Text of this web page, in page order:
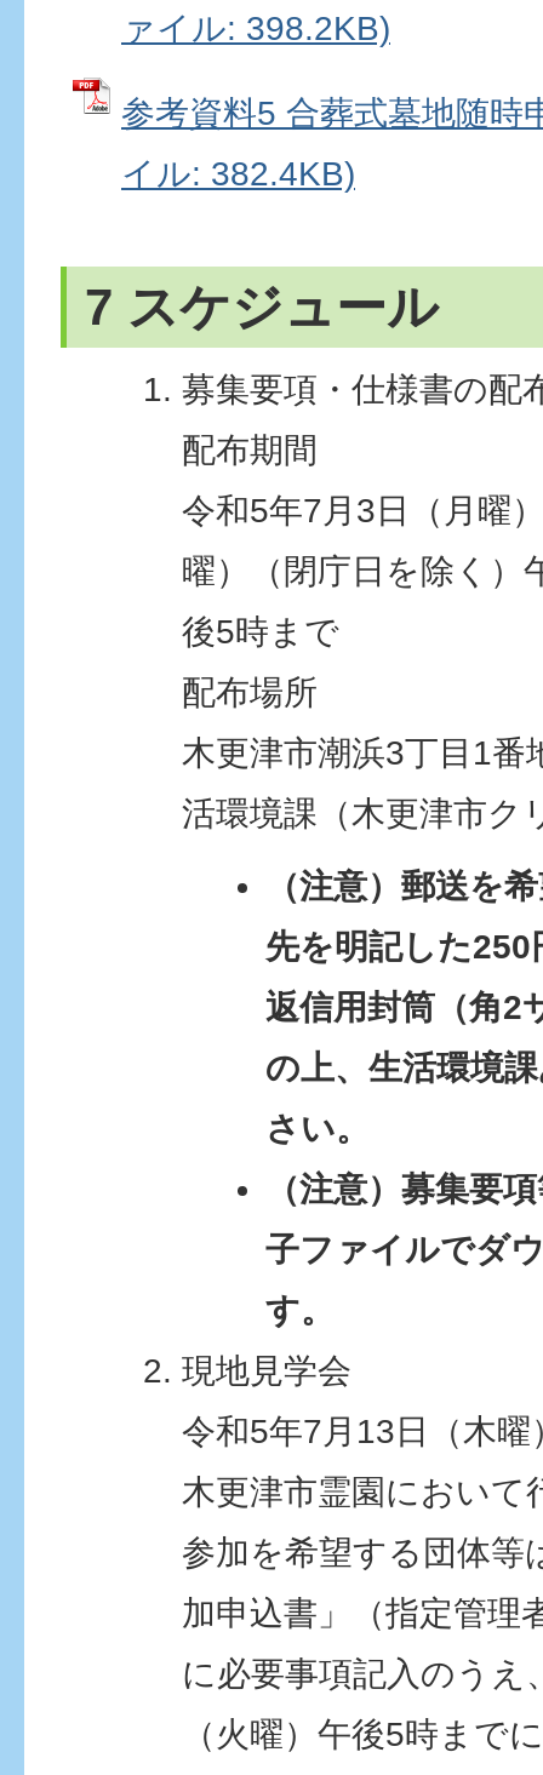
ァイル: 398.2KB)
参考資料5 合葬式墓地随時
イル: 382.4KB)
7 スケジュール
募集要項・仕様書の配
配布期間
令和5年7月3日（月曜
曜）（閉庁日を除く）
後5時まで
配布場所
木更津市潮浜3丁目1番
活環境課（木更津市ク
（注意）郵送を
先を明記した
返信用封筒（角2
の上、生活環境
さい。
（注意）募集要
子ファイルでダ
す。
現地見学会
令和5年7月13日（木
木更津市霊園において
参加を希望する団体等
加申込書」（指定管理
に必要事項記入のうえ
（火曜）午後5時まで